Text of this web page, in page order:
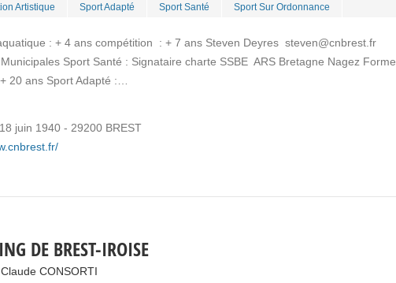
Artistique Sport Adapté Sport Santé Sport Sur Ordonnance
: + 4 ans compétition : + 7 ans Steven Deyres steven@cnbrest.fr
Sport Santé : Signataire charte SSBE ARS Bretagne Nagez Forme
20 ans Sport Adapté :…
juin 1940 - 29200 BREST
DE BREST-IROISE
CONSORTI